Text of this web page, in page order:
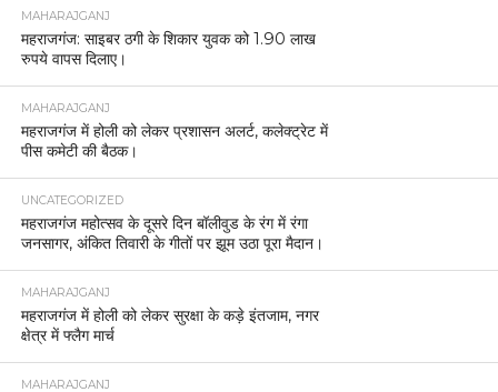
MAHARAJGANJ
महराजगंज: साइबर ठगी के शिकार युवक को 1.90 लाख
रुपये वापस दिलाए।
MAHARAJGANJ
महराजगंज में होली को लेकर प्रशासन अलर्ट, कलेक्ट्रेट में
पीस कमेटी की बैठक।
UNCATEGORIZED
महराजगंज महोत्सव के दूसरे दिन बॉलीवुड के रंग में रंगा
जनसागर, अंकित तिवारी के गीतों पर झूम उठा पूरा मैदान।
MAHARAJGANJ
महराजगंज में होली को लेकर सुरक्षा के कड़े इंतजाम, नगर
क्षेत्र में फ्लैग मार्च
MAHARAJGANJ